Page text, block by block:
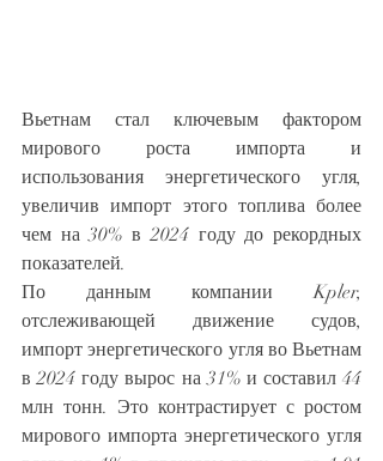
Вьетнам стал ключевым фактором
мирового роста импорта и
использования энергетического угля,
увеличив импорт этого топлива более
чем на 30% в 2024 году до рекордных
показателей.
По данным компании Kpler,
отслеживающей движение судов,
импорт энергетического угля во Вьетнам
в 2024 году вырос на 31% и составил 44
млн тонн. Это контрастирует с ростом
мирового импорта энергетического угля